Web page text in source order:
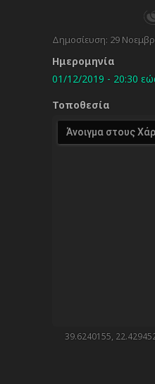
Δημοσίευση: 29
Ημερομηνία
01/12/2019 - 20:30
Τοποθεσία
39.6240155,